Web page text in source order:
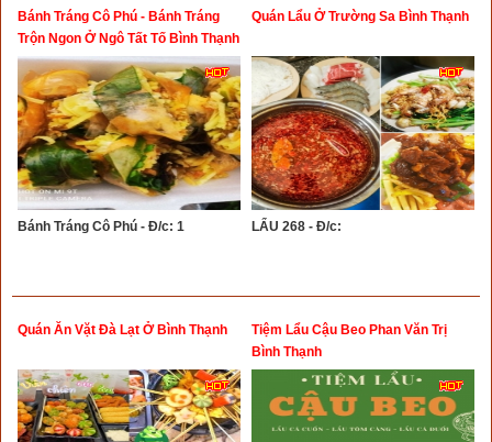
Bánh Tráng Cô Phú - Bánh Tráng
Trộn Ngon Ở Ngô Tất Tố Bình Thạnh
Bánh Tráng Cô Phú - Đ/c: 1
Quán Lẩu Ở Trường Sa Bình Thạnh
LẨU 268 - Đ/c:
Quán Ăn Vặt Đà Lạt Ở Bình Thạnh
Tiệm Lẩu Cậu Beo Phan Văn Trị
Bình Thạnh